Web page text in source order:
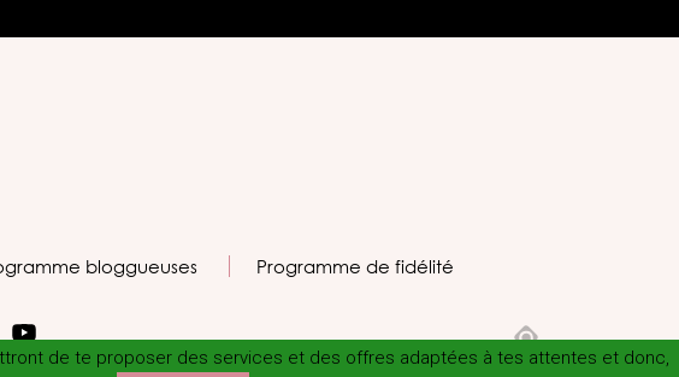
bloggueuses Programme de fidélité
de te proposer des services et des offres adaptées à tes attentes et donc,